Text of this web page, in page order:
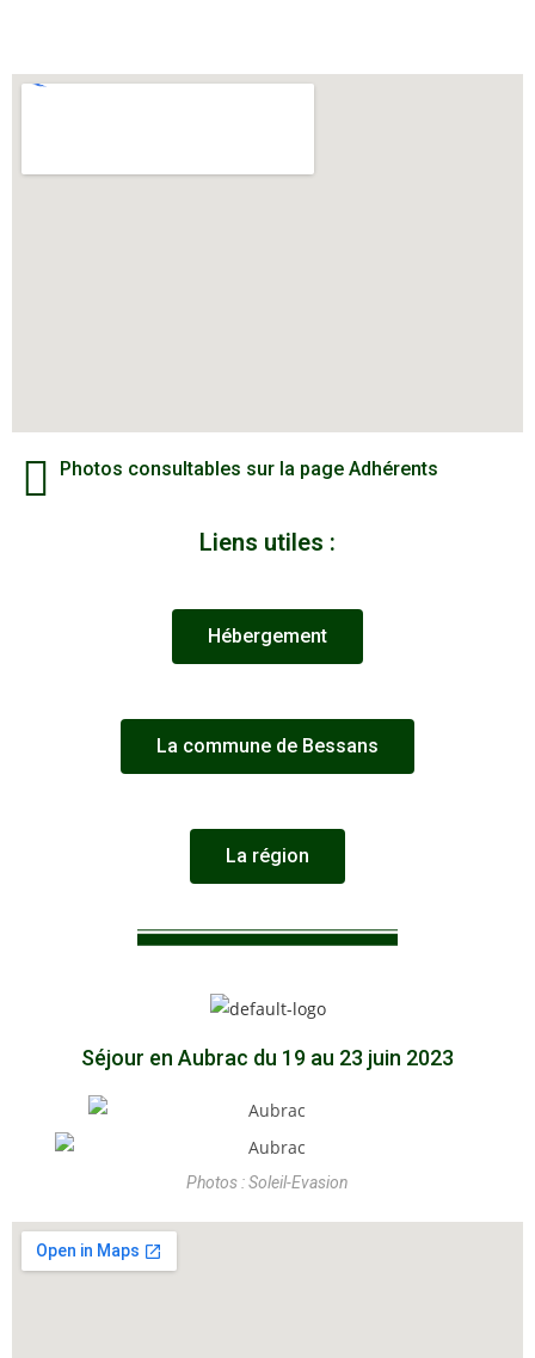
Photos consultables sur la page Adhérents
Liens utiles :
Hébergement
La commune de Bessans
La région
Séjour en Aubrac du 19 au 23 juin 2023
Photos : Soleil-Evasion